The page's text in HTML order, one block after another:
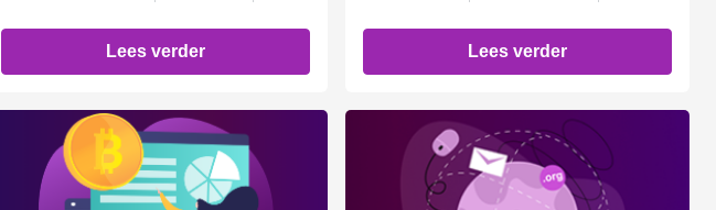
Lees verder Lees verder